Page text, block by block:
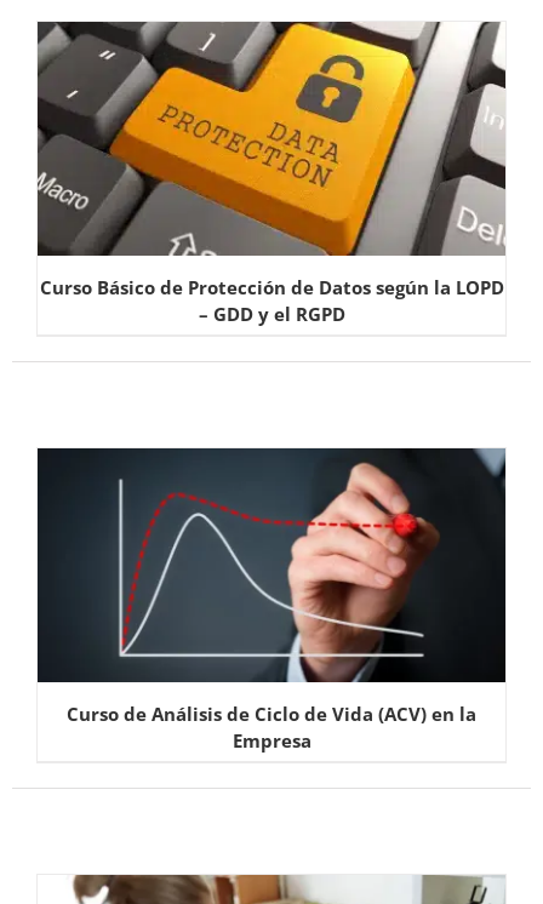
Curso Básico de Protección de Datos según la LOPD
– GDD y el RGPD
Curso de Análisis de Ciclo de Vida (ACV) en la
Empresa